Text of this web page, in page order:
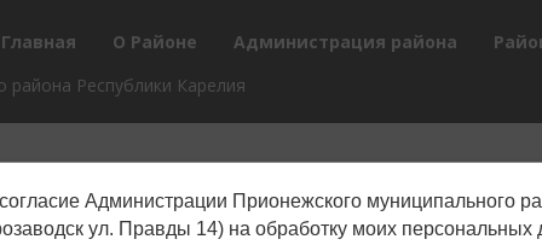
Администрации Прионежского муниципального
ул. Правды 14) на обработку моих персональных
Главная О Районе Администрация района
Республики Карелия
снег, яма